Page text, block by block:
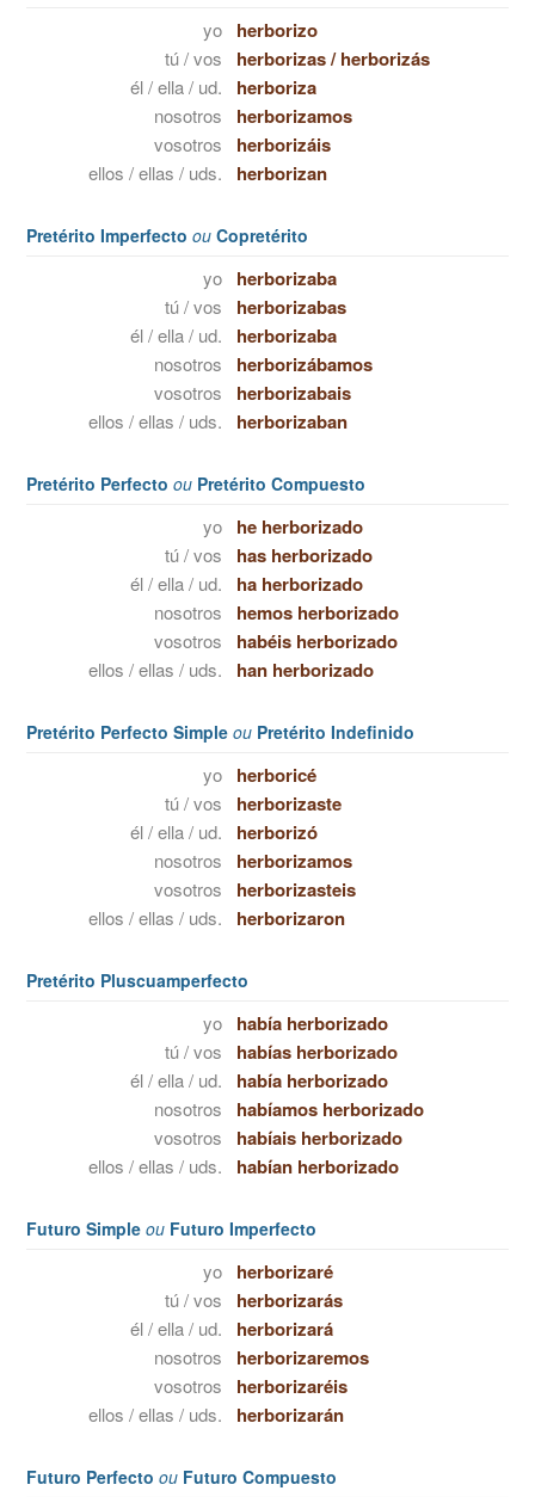
yo herborizo
tú / vos herborizas/herborizás
él / ella / ud. herboriza
nosotros herborizamos
vosotros herborizáis
ellos / ellas / uds. herborizan
Pretérito Imperfecto ou Copretérito
yo herborizaba
tú / vos herborizabas
él / ella / ud. herborizaba
nosotros herborizábamos
vosotros herborizabais
ellos / ellas / uds. herborizaban
Pretérito Perfecto ou Pretérito Compuesto
yo he herborizado
tú / vos has herborizado
él / ella / ud. ha herborizado
nosotros hemos herborizado
vosotros habéis herborizado
ellos / ellas / uds. han herborizado
Pretérito Perfecto Simple ou Pretérito Indefinido
yo herboricé
tú / vos herborizaste
él / ella / ud. herborizó
nosotros herborizamos
vosotros herborizasteis
ellos / ellas / uds. herborizaron
Pretérito Pluscuamperfecto
yo había herborizado
tú / vos habías herborizado
él / ella / ud. había herborizado
nosotros habíamos herborizado
vosotros habíais herborizado
ellos / ellas / uds. habían herborizado
Futuro Simple ou Futuro Imperfecto
yo herborizaré
tú / vos herborizarás
él / ella / ud. herborizará
nosotros herborizaremos
vosotros herborizaréis
ellos / ellas / uds. herborizarán
Futuro Perfecto ou Futuro Compuesto